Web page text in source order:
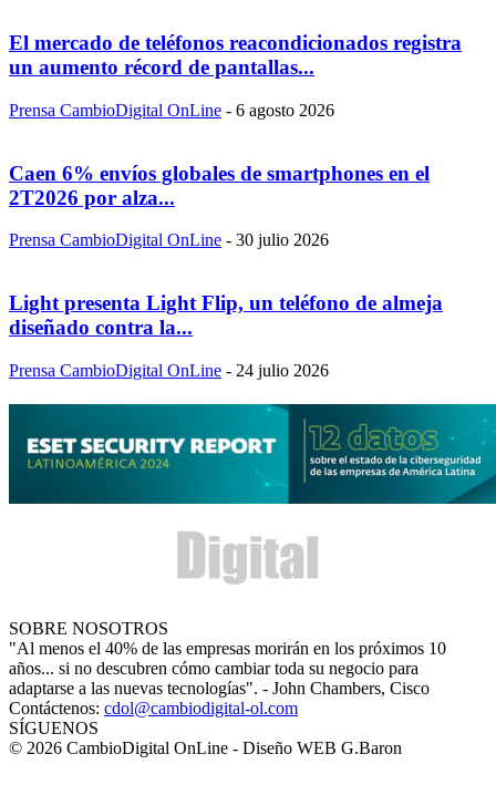
El mercado de teléfonos reacondicionados registra
un aumento récord de pantallas...
Prensa CambioDigital OnLine - 6 agosto 2026
Caen 6% envíos globales de smartphones en el
2T2026 por alza...
Prensa CambioDigital OnLine - 30 julio 2026
Light presenta Light Flip, un teléfono de almeja
diseñado contra la...
Prensa CambioDigital OnLine - 24 julio 2026
SOBRE NOSOTROS
"Al menos el 40% de las empresas morirán en los próximos 10
años... si no descubren cómo cambiar toda su negocio para
adaptarse a las nuevas tecnologías". - John Chambers, Cisco
Contáctenos: cdol@cambiodigital-ol.com
SÍGUENOS
© 2026 CambioDigital OnLine - Diseño WEB G.Baron